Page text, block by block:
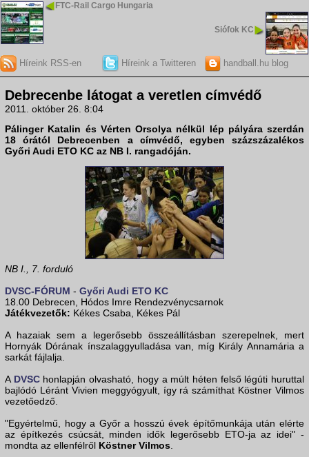
FTC-Rail Cargo Hungaria
Siófok KC
Híreink RSS-en Híreink a Twitteren handball.hu blog
Debrecenbe látogat a veretlen címvédő
2011. október 26. 8:04
Pálinger Katalin és Vérten Orsolya nélkül lép pályára szerdán
18 órától Debrecenben a címvédő, egyben százszázalékos
Győri Audi ETO KC az NB I. rangadóján.
NB I., 7. forduló
DVSC-FÓRUM - Győri Audi ETO KC
18.00 Debrecen, Hódos Imre Rendezvénycsarnok
Játékvezetők: Kékes Csaba, Kékes Pál
A hazaiak sem a legerősebb összeállításban szerepelnek, mert
Hornyák Dórának ínszalaggyulladása van, míg Király Annamária a
sarkát fájlalja.
A DVSChonlapján olvasható, hogy a múlt héten felső légúti huruttal
bajlódó Léránt Vivien meggyógyult, így rá számíthat Köstner Vilmos
vezetőedző.
"Egyértelmű, hogy a Győr a hosszú évek építőmunkája után elérte
az építkezés csúcsát, minden idők legerősebb ETO-ja az idei" -
mondta az ellenfélről Köstner Vilmos.